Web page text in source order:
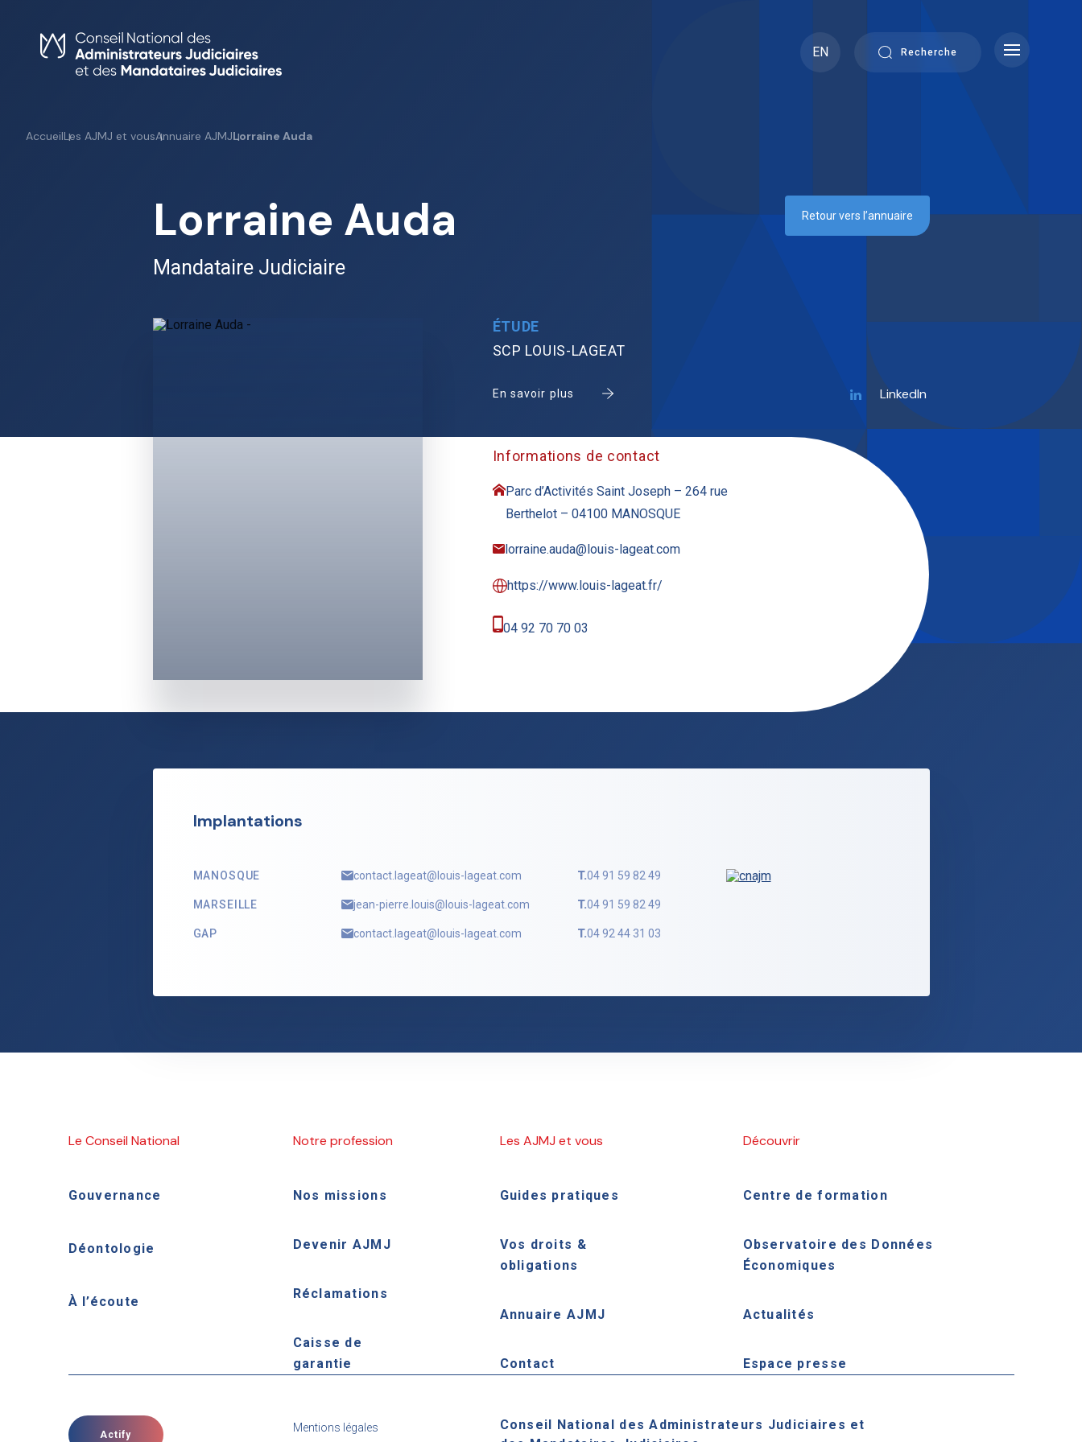
content
EN
Recherche
AccueilLes AJMJ et vousAnnuaire AJMJLorraine Auda
Lorraine Auda
Mandataire Judiciaire
Retour vers l’annuaire
ÉTUDE
SCP LOUIS-LAGEAT
En savoir plus LinkedIn
Informations de contact
Parc d’Activités Saint Joseph – 264 rue
Berthelot – 04100 MANOSQUE
lorraine.auda@louis-lageat.com
https://www.louis-lageat.fr/
04 92 70 70 03
Implantations
MANOSQUE contact.lageat@louis-lageat.com T.04 91 59 82 49
MARSEILLE jean-pierre.louis@louis-lageat.com T.04 91 59 82 49
GAP contact.lageat@louis-lageat.com T.04 92 44 31 03
Le Conseil National
Gouvernance
Déontologie
À l’écoute
Notre profession
Nos missions
Devenir AJMJ
Réclamations
Caisse de
garantie
Les AJMJ et vous
Guides pratiques
Vos droits &
obligations
Annuaire AJMJ
Contact
Découvrir
Centre de formation
Observatoire des Données
Économiques
Actualités
Espace presse
Actify
Mentions légales
Conseil National des Administrateurs Judiciaires et